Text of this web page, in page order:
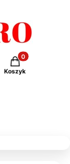
Produkty w
Koszyk